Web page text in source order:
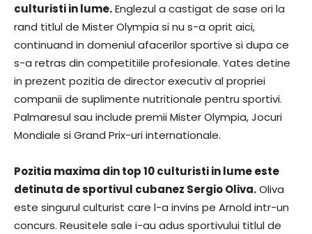
culturisti in lume.Englezul a castigat de sase ori la
rand titlul de Mister Olympia si nu s-a oprit aici,
continuand in domeniul afacerilor sportive si dupa ce
s-a retras din competitiile profesionale. Yates detine
in prezent pozitia de director executiv al propriei
companii de suplimente nutritionale pentru sportivi.
Palmaresul sau include premii Mister Olympia, Jocuri
Mondiale si Grand Prix-uri internationale.
Pozitia maxima din top 10 culturisti in lume este
detinuta de sportivul cubanez Sergio Oliva.Oliva
este singurul culturist care l-a invins pe Arnold intr-un
concurs. Reusitele sale i-au adus sportivului titlul de